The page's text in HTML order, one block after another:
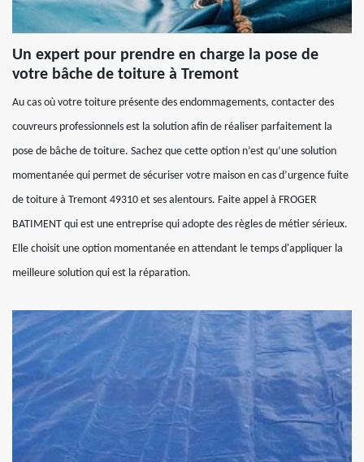
Un expert pour prendre en charge la pose de
votre bâche de toiture à Tremont
Au cas où votre toiture présente des endommagements, contacter des
couvreurs professionnels est la solution afin de réaliser parfaitement la
pose de bâche de toiture. Sachez que cette option n’est qu’une solution
momentanée qui permet de sécuriser votre maison en cas d’urgence fuite
de toiture à Tremont 49310 et ses alentours. Faite appel à FROGER
BATIMENT qui est une entreprise qui adopte des règles de métier sérieux.
Elle choisit une option momentanée en attendant le temps d'appliquer la
meilleure solution qui est la réparation.